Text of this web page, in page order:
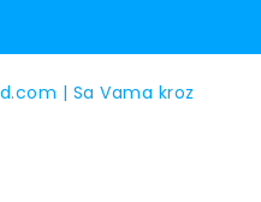
| Sa Vama kroz